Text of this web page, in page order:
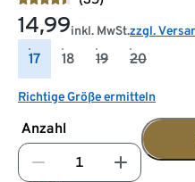
14,99inkl. MwSt.zzgl.
17 18 19 20
Richtige Größe ermitteln
Anzahl